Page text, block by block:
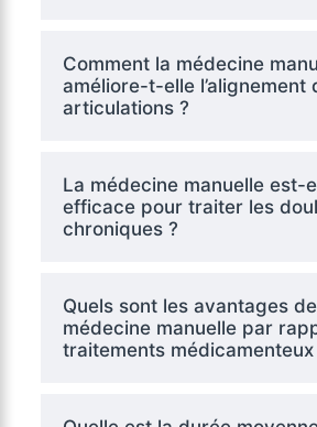
Comment la médecine
améliore-t-elle l’alignement
articulations ?
La médecine manuelle est-
efficace pour traiter les
chroniques ?
Quels sont les avantages
médecine manuelle par
traitements médicamenteux